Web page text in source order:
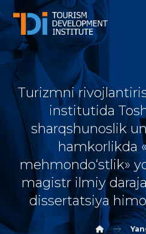
Turizmni
institutida
sharqshunoslik
hamkorlikda
mehmondo‘stlik»
magistr ilmiy
dissertatsiya